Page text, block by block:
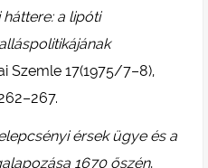
a lipóti
Szemle 17(1975/7–8),
érsek ügye és a
1670 őszén,